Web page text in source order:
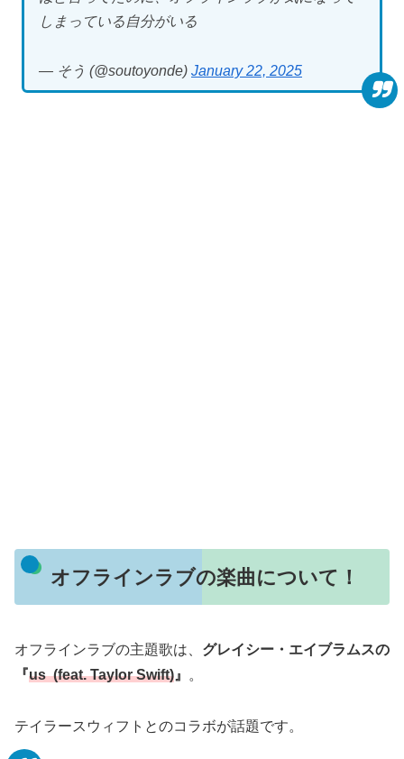
しまっている自分がいる
— そう (@soutoyonde) January 22, 2025
オフラインラブの楽曲について！
オフラインラブの主題歌は、 グレイシー・エイブラムスの
『us (feat. Taylor Swift) 』 。
テイラースウィフトとのコラボが話題です。